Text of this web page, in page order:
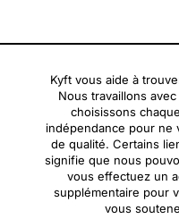
Kyft vous aide à
Nous travaillons
choisissons
indépendance pour ne
de qualité. Certains
signifie que nous
vous effectuez un
supplémentaire pour
vous